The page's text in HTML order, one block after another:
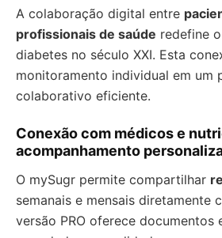
A colaboração digital entre
profissionais de saúde redefine o
diabetes no século XXI. Esta
monitoramento individual em um
colaborativo eficiente.
Conexão com médicos e
acompanhamento
O mySugr permite compartilhar
semanais e mensais diretamente
versão PRO oferece documentos